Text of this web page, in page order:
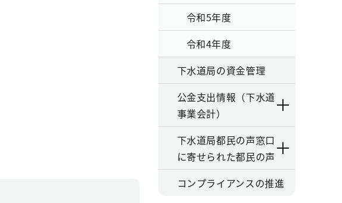
令和5年度
令和4年度
下水道局の資金管理
公金支出情報（下水道
事業会計）
下水道局都民の声窓口
に寄せられた都民の声
コンプライアンスの推進